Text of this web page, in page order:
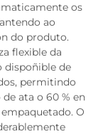
os
ao
do produto.
flexible da
dispoñible de
permitindo
ata o 60 % en
O